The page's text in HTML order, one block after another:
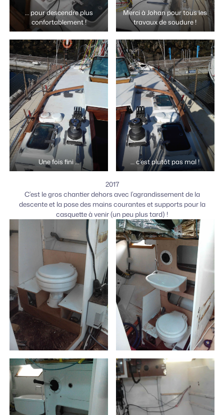
… pour descendre plus
confortablement !
Merci à Johan pour tous les
travaux de soudure !
Une fois fini … … c’est plutôt pas mal !
2017
C’est le gros chantier dehors avec l’agrandissement de la
descente et la pose des mains courantes et supports pour la
casquette à venir (un peu plus tard) !